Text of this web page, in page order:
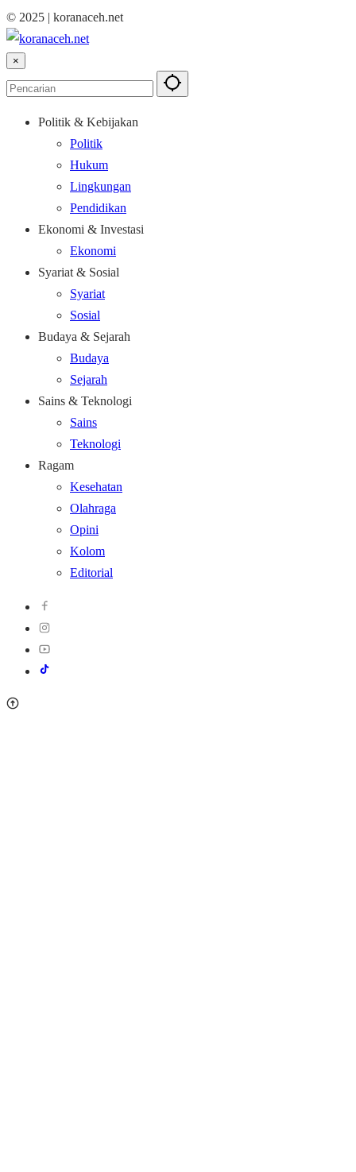
© 2025 | koranaceh.net
×
Politik & Kebijakan
Politik
Hukum
Lingkungan
Pendidikan
Ekonomi & Investasi
Ekonomi
Syariat & Sosial
Syariat
Sosial
Budaya & Sejarah
Budaya
Sejarah
Sains & Teknologi
Sains
Teknologi
Ragam
Kesehatan
Olahraga
Opini
Kolom
Editorial